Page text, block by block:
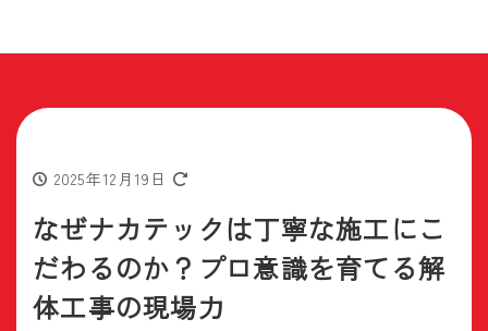
2025年12月19日
なぜナカテックは丁寧な施工にこ
だわるのか？プロ意識を育てる解
体工事の現場力